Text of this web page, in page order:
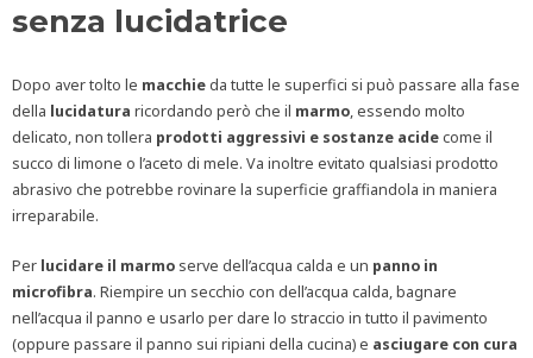
senza lucidatrice
Dopo aver tolto le macchieda tutte le superfici si può passare alla fase
della lucidatura ricordando però che il marmo, essendo molto
delicato, non tollera prodotti aggressivi e sostanze acidecome il
succo di limone o l’aceto di mele. Va inoltre evitato qualsiasi prodotto
abrasivo che potrebbe rovinare la superficie graffiandola in maniera
irreparabile.
Per lucidare il marmo serve dell’acqua calda e un panno in
microfibra. Riempire un secchio con dell’acqua calda, bagnare
nell’acqua il panno e usarlo per dare lo straccio in tutto il pavimento
(oppure passare il panno sui ripiani della cucina) e asciugare con cura